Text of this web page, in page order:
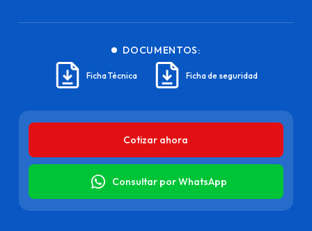
DOCUMENTOS:
Ficha Técnica Ficha de seguridad
Cotizar ahora
Consultar por WhatsApp